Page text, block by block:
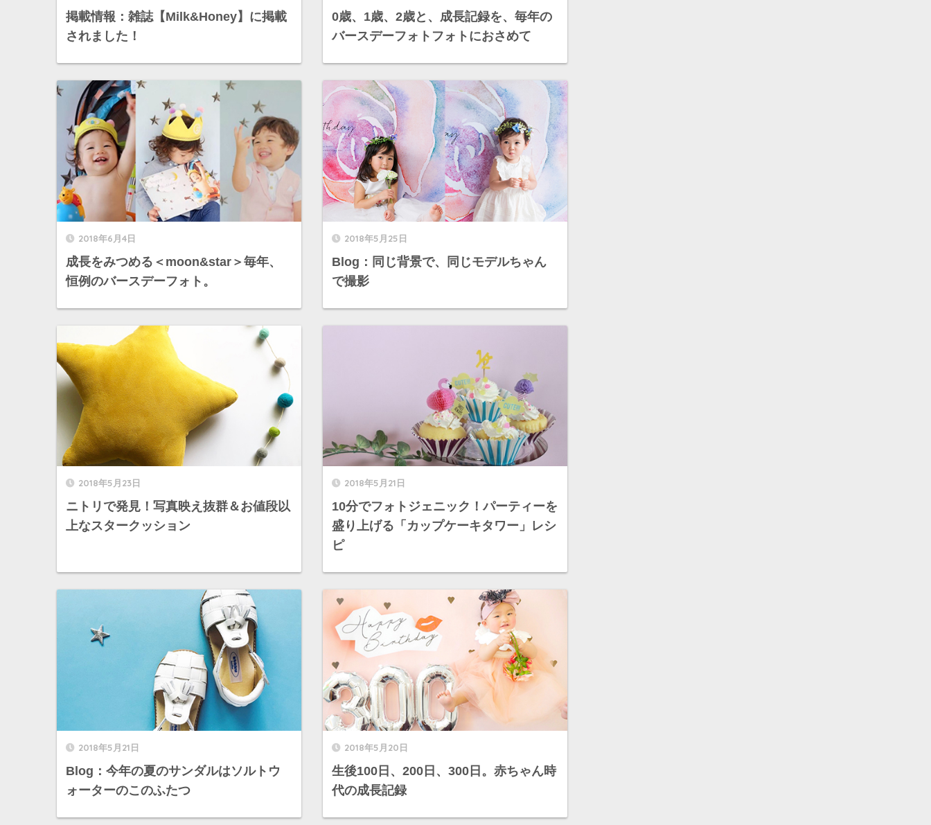
掲載情報：雑誌【Milk&Honey】に掲載
されました！
0歳、1歳、2歳と、成長記録を、毎年の
バースデーフォトフォトにおさめて
2018年6月4日
成長をみつめる＜moon&star＞毎年、
恒例のバースデーフォト。
2018年5月25日
Blog：同じ背景で、同じモデルちゃん
で撮影
2018年5月23日
ニトリで発見！写真映え抜群＆お値段以
上なスタークッション
2018年5月21日
10分でフォトジェニック！パーティーを
盛り上げる「カップケーキタワー」レシ
ピ
2018年5月21日
Blog：今年の夏のサンダルはソルトウ
ォーターのこのふたつ
2018年5月20日
生後100日、200日、300日。赤ちゃん時
代の成長記録